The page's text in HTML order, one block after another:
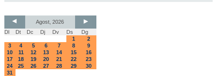
Agost, 2026
Dl
Dt Dc Dj Dv Ds
Dg
1
2
3
4 5 6 7 8
9
10
11 12 13 14 15
16
17
18 19 20 21 22
23
24
25 26 27 28 29
30
31